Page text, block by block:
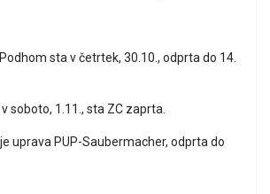
sta v četrtek, 30.10., odprta do 14.
soboto, 1.11., sta ZC zaprta.
uprava PUP-Saubermacher, odprta do